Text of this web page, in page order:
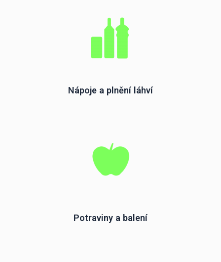
Nápoje a plnění láhví
Potraviny a balení